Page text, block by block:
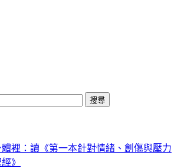
裡：讀《第一本針對情緒、創傷與壓力
》